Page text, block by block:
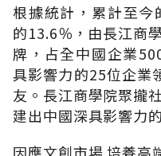
根據統計，累計至今
的13.6％，由長江商
牌，占全中國企業
具影響力的25位企業
友。長江商學院聚攏
建出中國深具影響力
因應文創市場 培養高